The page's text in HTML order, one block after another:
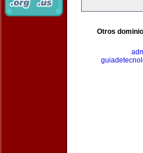
Otros